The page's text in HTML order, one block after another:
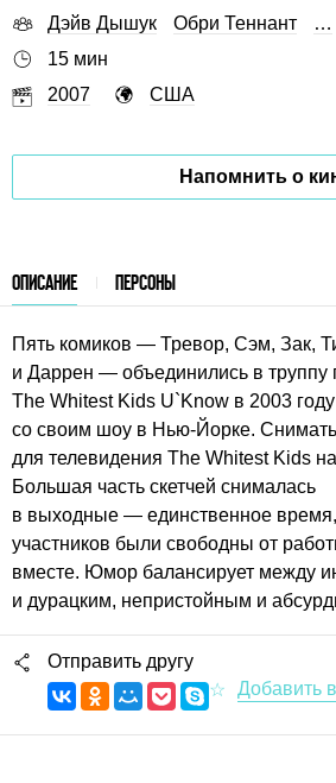
Дэйв Дышук
Обри Теннант
…
15 мин
2007
США
Напомнить о
ОПИСАНИЕ ПЕРСОНЫ
Пять комиков — Тревор, Сэм, Зак,
и Даррен — объединились в труппу
The Whitest Kids U`Know в 2003
со своим шоу в Нью-Йорке. Снимать
для телевидения The Whitest Kids
Большая часть скетчей снималась
в выходные — единственное время,
участников были свободны от
вместе. Юмор балансирует между
и дурацким, непристойным и
Отправить другу